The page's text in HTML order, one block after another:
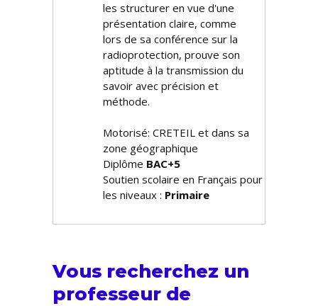
les structurer en vue d'une
présentation claire, comme
lors de sa conférence sur la
radioprotection, prouve son
aptitude à la transmission du
savoir avec précision et
méthode.
Motorisé: CRETEIL et dans sa
zone géographique
Diplôme BAC+5
Soutien scolaire en Français pour
les niveaux : Primaire
Vous recherchez un
professeur de